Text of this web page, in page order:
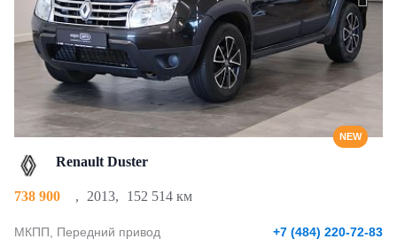
NEW
Renault Duster
738 900 , 2013, 152 514 км
МКПП, Передний привод +7 (484) 220-72-83